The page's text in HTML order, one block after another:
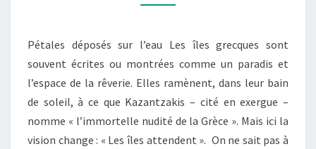
EGÉENNES
Pétales déposés sur l’eau Les îles grecques sont
souvent écrites ou montrées comme un paradis et
l’espace de la rêverie. Elles ramènent, dans leur bain
de soleil, à ce que Kazantzakis – cité en exergue –
nomme « l’immortelle nudité de la Grèce ». Mais ici la
vision change : « Les îles attendent ». On ne sait pas à